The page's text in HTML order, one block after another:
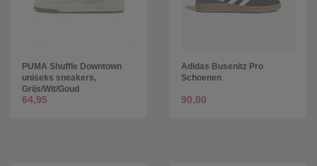
PUMA Shuffle Downtown
uniseks sneakers,
Grijs/Wit/Goud
64,95
Adidas Busenitz Pro
Schoenen
90,00